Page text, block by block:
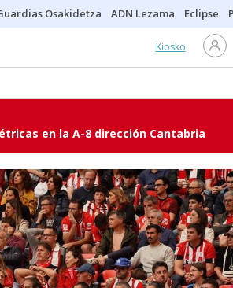
Osakidetza ADN Lezama Eclipse
Kiosko
en la A-8 dirección Cantabria